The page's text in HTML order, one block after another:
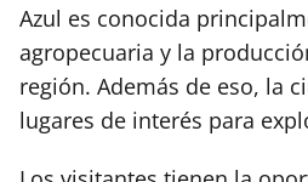
Azul es conocida
agropecuaria y la
región. Además de eso, la
lugares de interés para